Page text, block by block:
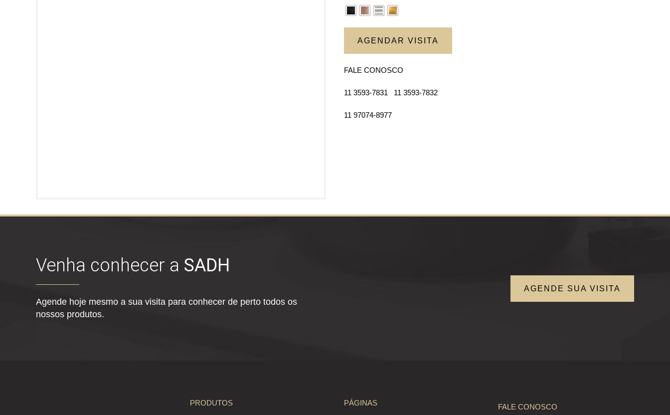
AGENDAR VISITA
FALE CONOSCO
11 3593-7831 11 3593-7832
11 97074-8977
Venha conhecer a SADH
Agende hoje mesmo a sua visita para conhecer de perto todos os
nossos produtos.
AGENDE SUA VISITA
PRODUTOS
PÁGINAS
FALE CONOSCO